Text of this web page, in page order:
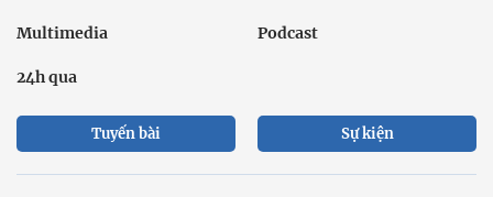
Multimedia Podcast
24h qua
Tuyến bài Sự kiện